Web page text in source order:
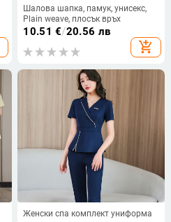
Шалова шапка, памук, унисекс,
Plain weave, плосък връх
10.51 €/20.56 лв
add_shopping_cart
Женски спа комплект униформа